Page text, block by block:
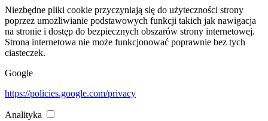
Niezbędne pliki cookie przyczyniają się do użyteczności strony
poprzez umożliwianie podstawowych funkcji takich jak nawigacja
na stronie i dostęp do bezpiecznych obszarów strony internetowej.
Strona internetowa nie może funkcjonować poprawnie bez tych
ciasteczek.
Google
https://policies.google.com/privacy
Analityka